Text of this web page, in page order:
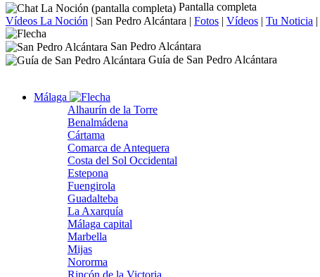
Pantalla completa
Vídeos La Noción | San Pedro Alcántara | Fotos | Vídeos | Tu Noticia |
San Pedro Alcántara
Guía de San Pedro Alcántara
Málaga
Alhaurín de la Torre
Benalmádena
Cártama
Comarca de Antequera
Costa del Sol Occidental
Estepona
Fuengirola
Guadalteba
La Axarquía
Málaga capital
Marbella
Mijas
Nororma